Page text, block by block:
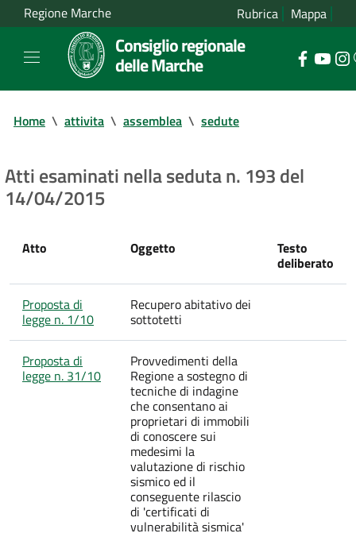
Regione Marche Rubrica Mappa
Consiglio regionale
delle Marche
Home \ attivita \ assemblea \ sedute
Atti esaminati nella seduta n. 193 del
14/04/2015
Atto Oggetto Testo
deliberato
Proposta di
legge n. 1/10
Recupero abitativo dei
sottotetti
Proposta di
legge n. 31/10
Provvedimenti della
Regione a sostegno di
tecniche di indagine
che consentano ai
proprietari di immobili
di conoscere sui
medesimi la
valutazione di rischio
sismico ed il
conseguente rilascio
di 'certificati di
vulnerabilità sismica'